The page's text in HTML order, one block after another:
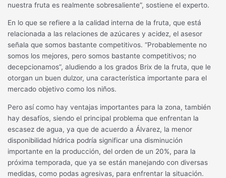
nuestra fruta es realmente sobresaliente”, sostiene el experto.
En lo que se refiere a la calidad interna de la fruta, que está
relacionada a las relaciones de azúcares y acidez, el asesor
señala que somos bastante competitivos. “Probablemente no
somos los mejores, pero somos bastante competitivos; no
decepcionamos”, aludiendo a los grados Brix de la fruta, que le
otorgan un buen dulzor, una característica importante para el
mercado objetivo como los niños.
Pero así como hay ventajas importantes para la zona, también
hay desafíos, siendo el principal problema que enfrentan la
escasez de agua, ya que de acuerdo a Álvarez, la menor
disponibilidad hídrica podría significar una disminución
importante en la producción, del orden de un 20%, para la
próxima temporada, que ya se están manejando con diversas
medidas, como podas agresivas, para enfrentar la situación.